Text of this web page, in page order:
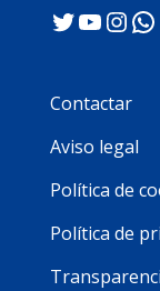
Twitter
Contactar
Aviso legal
Política de
Política de